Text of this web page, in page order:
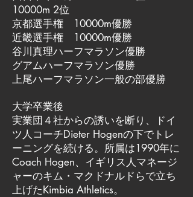
10000m 2位
京都選手権 10000m優勝
近畿選手権 10000m優勝
谷川真理ハーフマラソン優勝
グアムハーフマラソン優勝
上尾ハーフマラソン一般の部優勝
大学卒業後
実業団４社からの誘いを断り、ドイ
ツ人コーチDieter Hogenの下でトレ
ーニングを続ける。所属は1990年に
Coach Hogen、イギリス人マネージ
ャーのキム・マクドナルドらで立ち
上げたKimbia Athletics。